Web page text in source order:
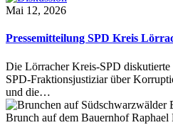
Mai 12, 2026
Pressemitteilung SPD Kreis
Die Lörracher Kreis-SPD
SPD-Fraktionsjustiziar über
und die…
Brunch auf dem Bauernhof Raphael